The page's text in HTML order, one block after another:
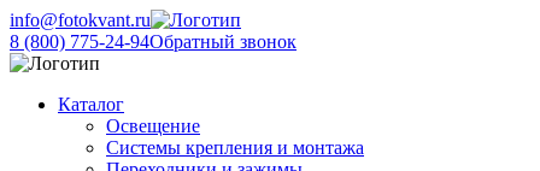
info@fotokvant.ru
8 (800) 775-24-94Обратный звонок
Каталог
Освещение
Системы крепления и монтажа